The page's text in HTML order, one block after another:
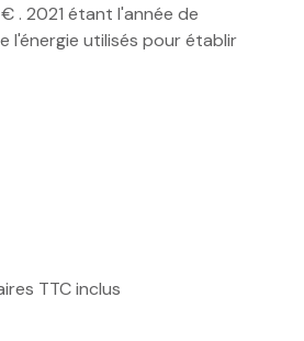
. 2021 étant l'année de
l'énergie utilisés pour établir
TTC inclus